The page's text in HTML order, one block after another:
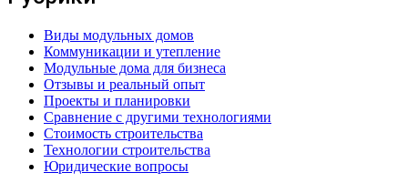
Виды модульных домов
Коммуникации и утепление
Модульные дома для бизнеса
Отзывы и реальный опыт
Проекты и планировки
Сравнение с другими технологиями
Стоимость строительства
Технологии строительства
Юридические вопросы